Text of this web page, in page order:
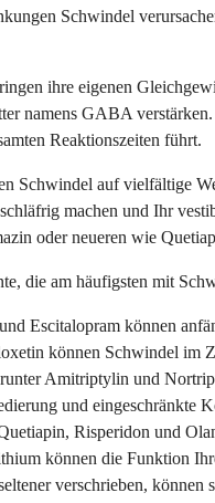
Schwindel
ihre eigenen
namens GABA
Reaktionszeiten führt.
Schwindel auf vielfältige
machen und Ihr
oder neueren wie
die am häufigsten mit
Escitalopram können
können Schwindel im
Amitriptylin und
und
Risperidon und
können die Funktion
verschrieben, können